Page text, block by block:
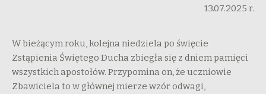
13.07.2025 r.
W bieżącym roku, kolejna niedziela po święcie
Zstąpienia Świętego Ducha zbiegła się z dniem pamięci
wszystkich apostołów. Przypomina on, że uczniowie
Zbawiciela to w głównej mierze wzór odwagi,